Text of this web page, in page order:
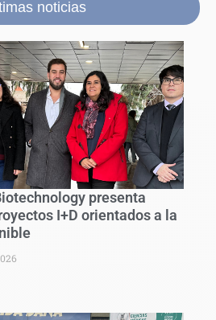
noticias
presenta
I+D orientados a la